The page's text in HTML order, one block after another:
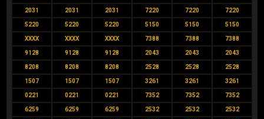
2031 2031 2031 7220 7220 7220
5220 5220 5220 5150 5150 5150
XXXX XXXX XXXX 7388 7388 7388
9128 9128 9128 2043 2043 2043
8208 8208 8208 2528 2528 2528
1507 1507 1507 3261 3261 3261
0221 0221 0221 7352 7352 7352
6259 6259 6259 2532 2532 2532